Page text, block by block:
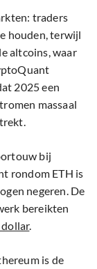
traders
houden, terwijl
altcoins, waar
2025 een
massaal
bij
rondom ETH is
negeren. De
bereikten
.
is de